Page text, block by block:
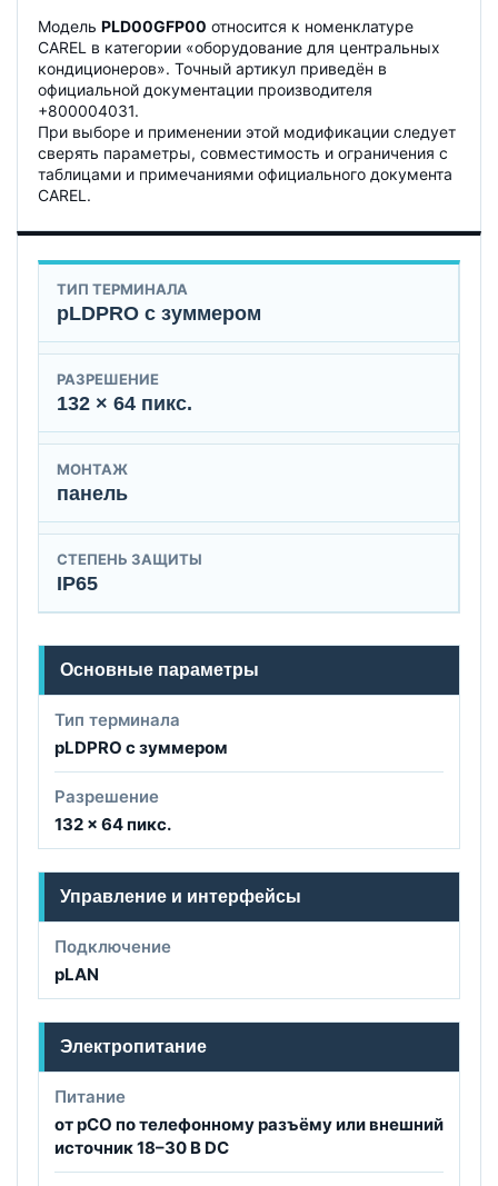
Модель PLD00GFP00 относится к номенклатуре
CAREL в категории «оборудование для центральных
кондиционеров». Точный артикул приведён в
официальной документации производителя
+800004031.
При выборе и применении этой модификации следует
сверять параметры, совместимость и ограничения с
таблицами и примечаниями официального документа
CAREL.
ТИП ТЕРМИНАЛА
pLDPRO с зуммером
РАЗРЕШЕНИЕ
132 × 64 пикс.
МОНТАЖ
панель
СТЕПЕНЬ ЗАЩИТЫ
IP65
Основные параметры
Тип терминала
pLDPRO с зуммером
Разрешение
132 × 64 пикс.
Управление и интерфейсы
Подключение
pLAN
Электропитание
Питание
от pCO по телефонному разъёму или внешний
источник 18–30 В DC